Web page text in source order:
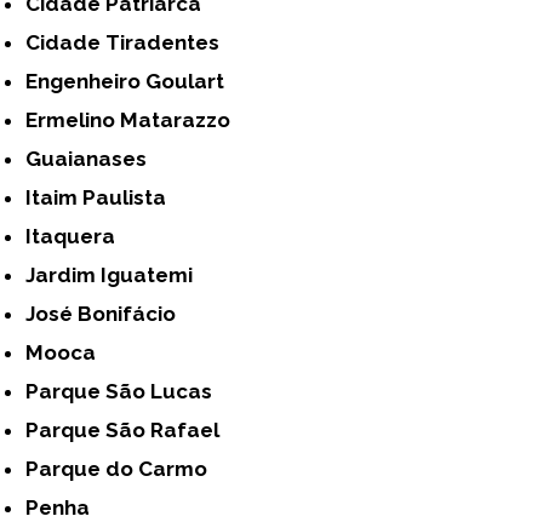
Cidade Tiradentes
Engenheiro Goulart
Ermelino Matarazzo
Guaianases
Itaim Paulista
Itaquera
Jardim Iguatemi
José Bonifácio
Mooca
Parque São Lucas
Parque São Rafael
Parque do Carmo
Penha